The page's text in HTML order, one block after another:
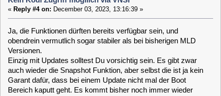
0 Members and 1 Guest are viewing this topic.